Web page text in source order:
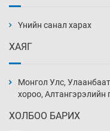
3 цаг 46
4 цаг
Үнийн санал харах
ХАЯГ
Монгол Улс,
хороо, Алтангэрэлийн
ХОЛБОО БАРИХ